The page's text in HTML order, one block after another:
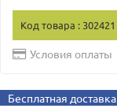
Код товара : 302421
Условия оплаты
Бесплатная доставка